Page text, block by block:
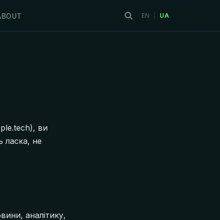
EN UA
ви
ласка, не
аналітику,